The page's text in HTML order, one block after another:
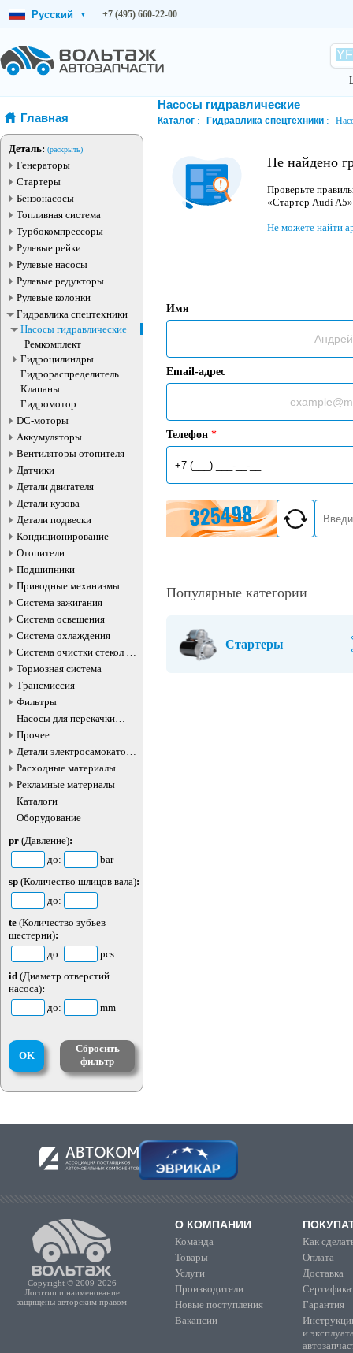
Русский ▾ +7 (495) 660-22-00
Главная
Деталь: (раскрыть)
Генераторы
Стартеры
Бензонасосы
Топливная система
Турбокомпрессоры
Рулевые рейки
Рулевые насосы
Рулевые редукторы
Рулевые колонки
Гидравлика спецтехники
Насосы гидравлические
Ремкомплект
Гидроцилиндры
Гидрораспределитель
Клапаны
электромагнитные
Гидромотор
DC-моторы
Аккумуляторы
Вентиляторы отопителя
Датчики
Детали двигателя
Детали кузова
Детали подвески
Кондиционирование
Отопители
Подшипники
Приводные механизмы
Система зажигания
Система освещения
Система охлаждения
Система очистки стекол и
фар
Тормозная система
Трансмиссия
Фильтры
Насосы для перекачки
жидкостей
Прочее
Детали электросамокатов и
электротранспорта
Расходные материалы
Рекламные материалы
Каталоги
Оборудование
pr (Давление):
до:
bar
sp (Количество шлицов вала):
до:
te (Количество зубьев
шестерни):
до:
pcs
id (Диаметр отверстий
насоса):
до:
mm
OK
Сбросить
фильтр
Насосы гидравлические
Каталог Гидравлика спецтехники
Не найдено
Проверьте
«Стартер Audi
Не можете найти
Имя
Email-адрес
Телефон *
Популярные категории
Стартеры
Copyright © 2009-2026
Логотип и наименование
защищены авторским правом
О КОМПАНИИ
Команда
Товары
Услуги
Производители
Новые поступления
Вакансии
Как
Оплата
Доставка
Гарантия
и